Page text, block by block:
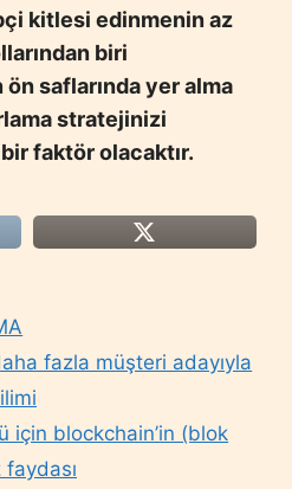
kitlesi edinmenin az
biri
saflarında yer alma
stratejinizi
faktör olacaktır.
fazla müşteri adayıyla
için blockchain’in (blok